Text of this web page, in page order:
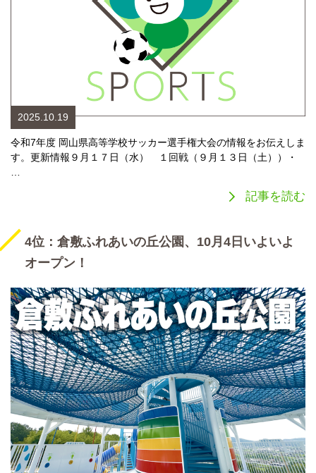
2025.10.19
令和7年度 岡山県高等学校サッカー選手権大会の情報をお伝えしま
す。更新情報９月１７日（水） １回戦（９月１３日（土））・
記事を読む
4位：倉敷ふれあいの丘公園、10月4日いよいよ
オープン！